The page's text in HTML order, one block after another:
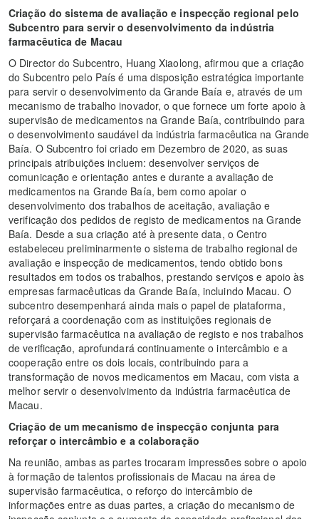
Criação do sistema de avaliação e inspecção regional pelo
Subcentro para servir o desenvolvimento da indústria
farmacêutica de Macau
O Director do Subcentro, Huang Xiaolong, afirmou que a criação
do Subcentro pelo País é uma disposição estratégica importante
para servir o desenvolvimento da Grande Baía e, através de um
mecanismo de trabalho inovador, o que fornece um forte apoio à
supervisão de medicamentos na Grande Baía, contribuindo para
o desenvolvimento saudável da indústria farmacêutica na Grande
Baía. O Subcentro foi criado em Dezembro de 2020, as suas
principais atribuições incluem: desenvolver serviços de
comunicação e orientação antes e durante a avaliação de
medicamentos na Grande Baía, bem como apoiar o
desenvolvimento dos trabalhos de aceitação, avaliação e
verificação dos pedidos de registo de medicamentos na Grande
Baía. Desde a sua criação até à presente data, o Centro
estabeleceu preliminarmente o sistema de trabalho regional de
avaliação e inspecção de medicamentos, tendo obtido bons
resultados em todos os trabalhos, prestando serviços e apoio às
empresas farmacêuticas da Grande Baía, incluindo Macau. O
subcentro desempenhará ainda mais o papel de plataforma,
reforçará a coordenação com as instituições regionais de
supervisão farmacêutica na avaliação de registo e nos trabalhos
de verificação, aprofundará continuamente o intercâmbio e a
cooperação entre os dois locais, contribuindo para a
transformação de novos medicamentos em Macau, com vista a
melhor servir o desenvolvimento da indústria farmacêutica de
Macau.
Criação de um mecanismo de inspecção conjunta para
reforçar o intercâmbio e a colaboração
Na reunião, ambas as partes trocaram impressões sobre o apoio
à formação de talentos profissionais de Macau na área de
supervisão farmacêutica, o reforço do intercâmbio de
informações entre as duas partes, a criação do mecanismo de